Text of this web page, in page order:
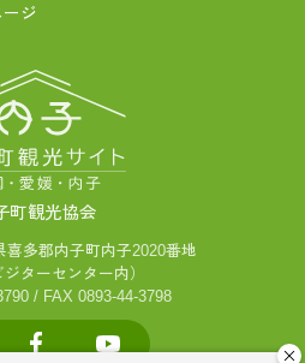
ジ
町観光協会
喜多郡内子町内子2020番地
ジターセンター内）
/ FAX 0893-44-3798